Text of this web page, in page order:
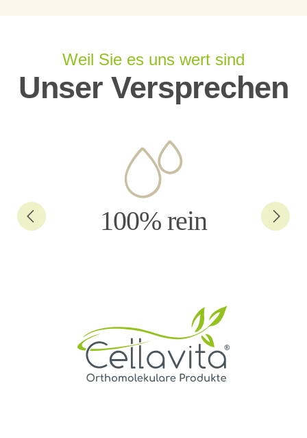
Weil Sie es uns wert sind
Unser Versprechen
100% rein